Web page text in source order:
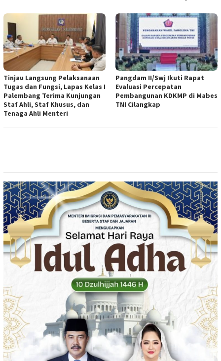
Tinjau Langsung Pelaksanaan
Tugas dan Fungsi, Lapas Kelas I
Palembang Terima Kunjungan
Staf Ahli, Staf Khusus, dan
Tenaga Ahli Menteri
Pangdam II/Swj Ikuti Rapat
Evaluasi Percepatan
Pembangunan KDKMP di Mabes
TNI Cilangkap